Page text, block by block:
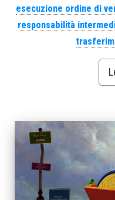
esecuzione ordine di
responsabilità